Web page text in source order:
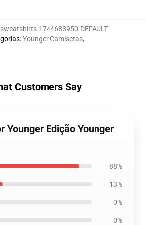
1744683950-DEFAULT
:Younger Camisetas,
Customers Say
Younger Edição Younger
88%
13%
0%
0%